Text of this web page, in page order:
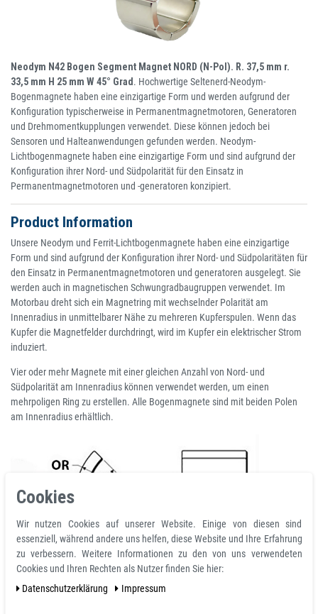
Neodym N42 Bogen Segment Magnet NORD (N-Pol). R. 37,5 mm r.
33,5 mm H 25 mm W 45° Grad . Hochwertige Seltenerd-Neodym-
Bogenmagnete haben eine einzigartige Form und werden aufgrund der
Konfiguration typischerweise in Permanentmagnetmotoren, Generatoren
und Drehmomentkupplungen verwendet. Diese können jedoch bei
Sensoren und Halteanwendungen gefunden werden. Neodym-
Lichtbogenmagnete haben eine einzigartige Form und sind aufgrund der
Konfiguration ihrer Nord- und Südpolarität für den Einsatz in
Permanentmagnetmotoren und -generatoren konzipiert.
Product Information
Unsere Neodym und Ferrit-Lichtbogenmagnete haben eine einzigartige
Form und sind aufgrund der Konfiguration ihrer Nord- und Südpolaritäten für
den Einsatz in Permanentmagnetmotoren und generatoren ausgelegt. Sie
werden auch in magnetischen Schwungradbaugruppen verwendet. Im
Motorbau dreht sich ein Magnetring mit wechselnder Polarität am
Innenradius in unmittelbarer Nähe zu mehreren Kupferspulen. Wenn das
Kupfer die Magnetfelder durchdringt, wird im Kupfer ein elektrischer Strom
induziert.
Vier oder mehr Magnete mit einer gleichen Anzahl von Nord- und
Südpolarität am Innenradius können verwendet werden, um einen
mehrpoligen Ring zu erstellen. Alle Bogenmagnete sind mit beiden Polen
am Innenradius erhältlich.
Cookies
Wir nutzen Cookies auf unserer Website. Einige von diesen sind
essenziell, während andere uns helfen, diese Website und Ihre Erfahrung
zu verbessern. Weitere Informationen zu den von uns verwendeten
Cookies und Ihren Rechten als Nutzer finden Sie hier:
Daten­schutz­erklärung
Impressum